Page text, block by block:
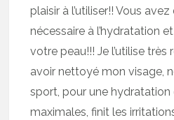
plaisir à l’utiliser!! Vous
nécessaire à l’hydratation
votre peau!!! Je l’utilise très
avoir nettoyé mon visage,
sport, pour une
maximales, finit les